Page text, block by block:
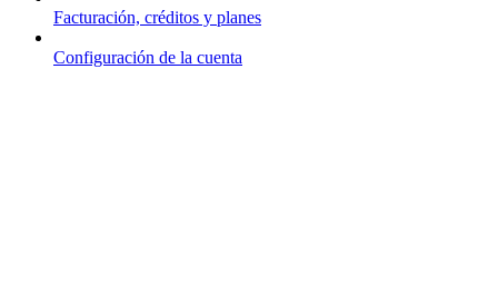
Facturación, créditos y planes
Configuración de la cuenta